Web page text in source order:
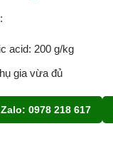
acid: 200 g/kg
gia vừa đủ
Zalo: 0978 218 617